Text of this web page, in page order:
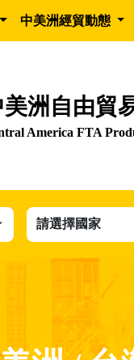
中美洲經貿動態
美洲自由貿
America FTA